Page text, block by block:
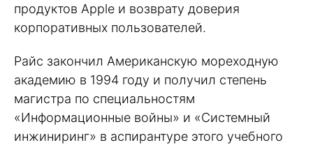
продуктов Apple и возврату доверия
корпоративных пользователей.
Райс закончил Американскую мореходную
академию в 1994 году и получил степень
магистра по специальностям
«Информационные войны» и «Системный
инжиниринг» в аспирантуре этого учебного